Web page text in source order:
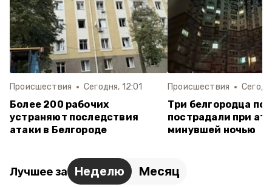
Происшествия Сегодня, 12:01
Более 200 рабочих
устраняют последствия
атаки в Белгороде
Происшествия
Три белгородца
пострадали при
минувшей ночью
Лучшее за Неделю Месяц